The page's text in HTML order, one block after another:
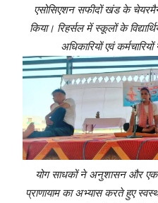
एसोसिएशन सफीदों खंड के
किया। रिहर्सल में स्कूलों के
अधिकारियों एवं
योग साधकों ने अनुशासन और
प्राणायाम का अभ्यास करते हुए